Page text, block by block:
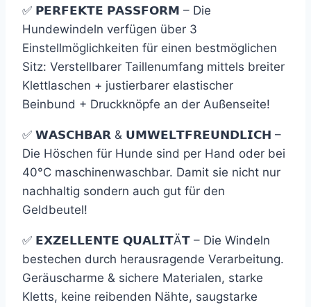
✅ 𝗣𝗘𝗥𝗙𝗘𝗞𝗧𝗘 𝗣𝗔𝗦𝗦𝗙𝗢𝗥𝗠 – Die
Hundewindeln verfügen über 3
Einstellmöglichkeiten für einen bestmöglichen
Sitz: Verstellbarer Taillenumfang mittels breiter
Klettlaschen + justierbarer elastischer
Beinbund + Druckknöpfe an der Außenseite!
✅ 𝗪𝗔𝗦𝗖𝗛𝗕𝗔𝗥 & 𝗨𝗠𝗪𝗘𝗟𝗧𝗙𝗥𝗘𝗨𝗡𝗗𝗟𝗜𝗖𝗛 –
Die Höschen für Hunde sind per Hand oder bei
40°C maschinenwaschbar. Damit sie nicht nur
nachhaltig sondern auch gut für den
Geldbeutel!
✅ 𝗘𝗫𝗭𝗘𝗟𝗟𝗘𝗡𝗧𝗘 𝗤𝗨𝗔𝗟𝗜𝗧Ä𝗧 – Die Windeln
bestechen durch herausragende Verarbeitung.
Geräuscharme & sichere Materialen, starke
Kletts, keine reibenden Nähte, saugstarke